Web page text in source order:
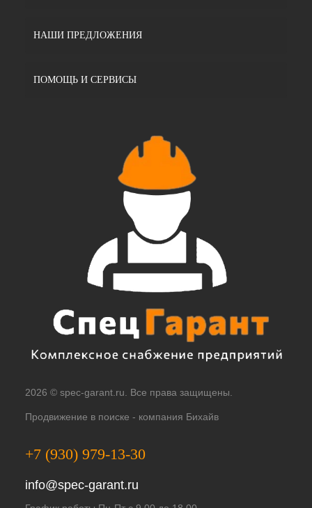
НАШИ ПРЕДЛОЖЕНИЯ
ПОМОЩЬ И СЕРВИСЫ
2026 © spec-garant.ru. Все права защищены.
Продвижение в поиске - компания Бихайв
+7 (930) 979-13-30
info@spec-garant.ru